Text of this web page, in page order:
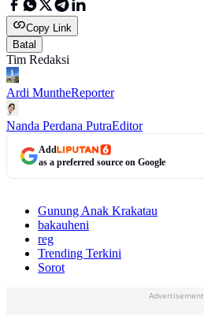
Copy Link
Batal
Tim Redaksi
Ardi MuntheReporter
Nanda Perdana PutraEditor
Add
as a preferred source on Google
Gunung Anak Krakatau
bakauheni
reg
Trending Terkini
Sorot
Advertisement